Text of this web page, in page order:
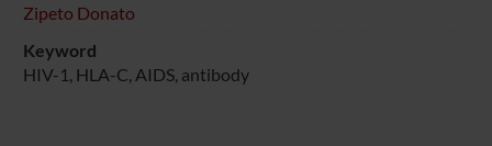
Zipeto Donato
Keyword
HIV-1, HLA-C, AIDS, antibody